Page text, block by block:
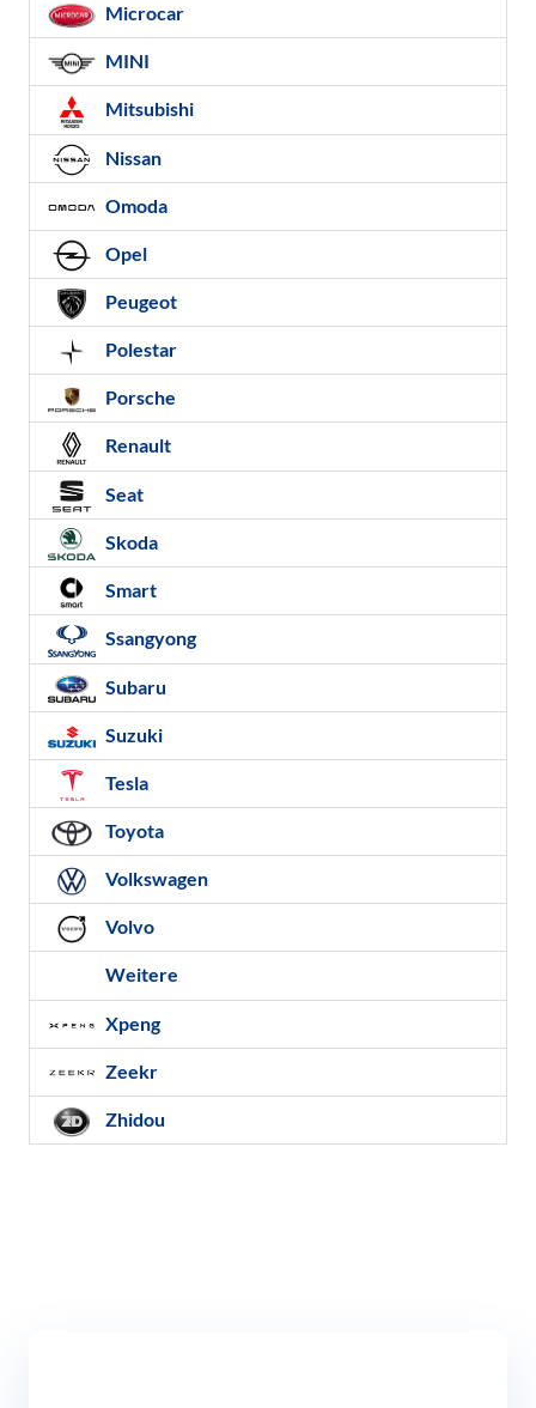
Microcar
MINI
Mitsubishi
Nissan
Omoda
Opel
Peugeot
Polestar
Porsche
Renault
Seat
Skoda
Smart
Ssangyong
Subaru
Suzuki
Tesla
Toyota
Volkswagen
Volvo
Weitere
Xpeng
Zeekr
Zhidou